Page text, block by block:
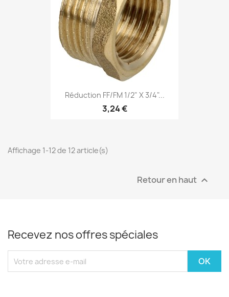
Réduction FF/FM 1/2" X 3/4"...
3,24 €
Affichage 1-12 de 12 article(s)
Retour en haut 
Recevez nos offres spéciales